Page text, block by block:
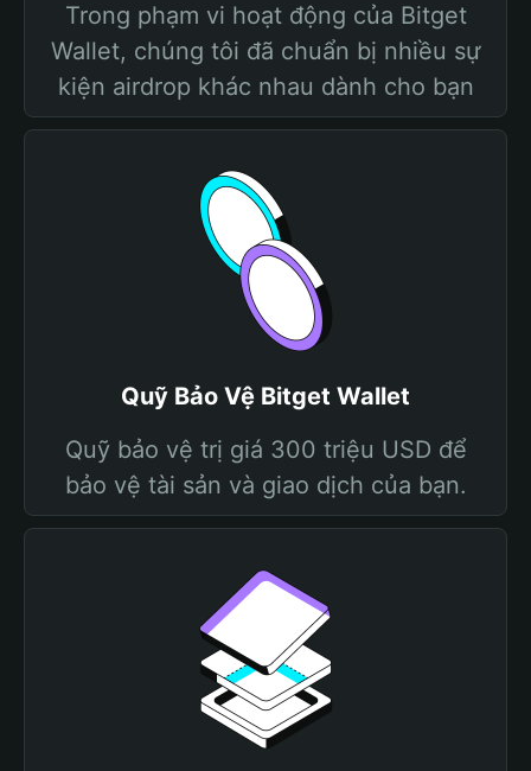
Trong phạm vi hoạt động của Bitget
Wallet, chúng tôi đã chuẩn bị nhiều sự
kiện airdrop khác nhau dành cho bạn
Quỹ Bảo Vệ Bitget Wallet
Quỹ bảo vệ trị giá 300 triệu USD để
bảo vệ tài sản và giao dịch của bạn.